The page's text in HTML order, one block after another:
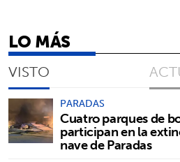
LO MÁS
VISTO
PARADAS
Cuatro parques de
participan en la
nave de Paradas